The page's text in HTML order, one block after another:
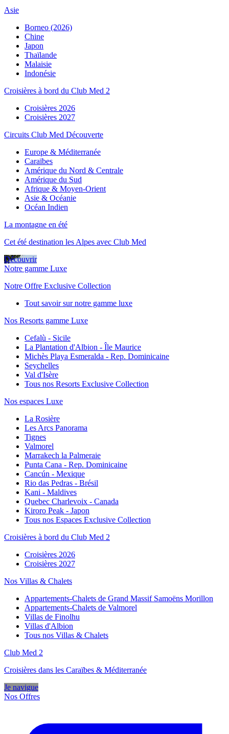
Asie
Borneo (2026)
Chine
Japon
Thaïlande
Malaisie
Indonésie
Croisières à bord du Club Med 2
Croisières 2026
Croisières 2027
Circuits Club Med Découverte
Europe & Méditerranée
Caraïbes
Amérique du Nord & Centrale
Amérique du Sud
Afrique & Moyen-Orient
Asie & Océanie
Océan Indien
La montagne en été
Cet été destination les Alpes avec Club Med
Découvrir
Notre gamme Luxe
Notre Offre Exclusive Collection
Tout savoir sur notre gamme luxe
Nos Resorts gamme Luxe
Cefalù - Sicile
La Plantation d'Albion - Île Maurice
Michès Playa Esmeralda - Rep. Dominicaine
Seychelles
Val d'Isère
Tous nos Resorts Exclusive Collection
Nos espaces Luxe
La Rosière
Les Arcs Panorama
Tignes
Valmorel
Marrakech la Palmeraie
Punta Cana - Rep. Dominicaine
Cancún - Mexique
Rio das Pedras - Brésil
Kani - Maldives
Quebec Charlevoix - Canada
Kiroro Peak - Japon
Tous nos Espaces Exclusive Collection
Croisières à bord du Club Med 2
Croisières 2026
Croisières 2027
Nos Villas & Chalets
Appartements-Chalets de Grand Massif Samoëns Morillon
Appartements-Chalets de Valmorel
Villas de Finolhu
Villas d'Albion
Tous nos Villas & Chalets
Club Med 2
Croisières dans les Caraïbes & Méditerranée
Je navigue
Nos Offres